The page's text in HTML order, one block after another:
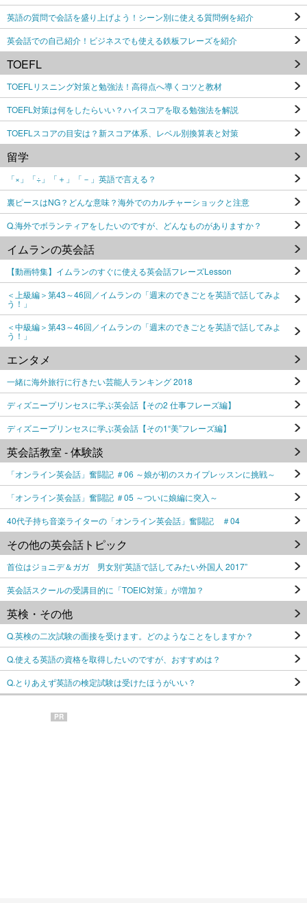
英語の質問で会話を盛り上げよう！シーン別に使える質問例を紹介
英会話での自己紹介！ビジネスでも使える鉄板フレーズを紹介
TOEFL
TOEFLリスニング対策と勉強法！高得点へ導くコツと教材
TOEFL対策は何をしたらいい？ハイスコアを取る勉強法を解説
TOEFLスコアの目安は？新スコア体系、レベル別換算表と対策
留学
「×」「÷」「＋」「－」英語で言える？
裏ピースはNG？どんな意味？海外でのカルチャーショックと注意
Q.海外でボランティアをしたいのですが、どんなものがありますか？
イムランの英会話
【動画特集】イムランのすぐに使える英会話フレーズLesson
＜上級編＞第43～46回／イムランの「週末のできごとを英語で話してみよ
う！」
＜中級編＞第43～46回／イムランの「週末のできごとを英語で話してみよ
う！」
エンタメ
一緒に海外旅行に行きたい芸能人ランキング 2018
ディズニープリンセスに学ぶ英会話【その2 仕事フレーズ編】
ディズニープリンセスに学ぶ英会話【その1“美”フレーズ編】
英会話教室 - 体験談
「オンライン英会話」奮闘記 ＃06 ～娘が初のスカイプレッスンに挑戦～
「オンライン英会話」奮闘記 ＃05 ～ついに娘編に突入～
40代子持ち音楽ライターの「オンライン英会話」奮闘記 ＃04
その他の英会話トピック
首位はジョニデ＆ガガ 男女別“英語で話してみたい外国人 2017”
英会話スクールの受講目的に「TOEIC対策」が増加？
英検・その他
Q.英検の二次試験の面接を受けます。どのようなことをしますか？
Q.使える英語の資格を取得したいのですが、おすすめは？
Q.とりあえず英語の検定試験は受けたほうがいい？
PR